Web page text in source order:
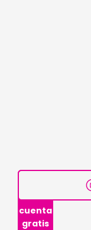
tu
cuenta
gratis